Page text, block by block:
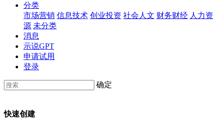
分类
市场营销 信息技术 创业投资 社会人文 财务财经 人力资
源 未分类
消息
示说GPT
申请试用
登录
确定
快速创建